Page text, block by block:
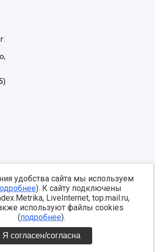
удобства сайта мы используем
). К сайту подключены
LiveInternet, top.mail.ru,
используют файлы cookies
(подробнее).
Я согласен/согласна